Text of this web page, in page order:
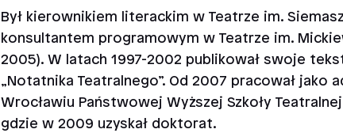
Był kierownikiem literackim w Teatrze im.
konsultantem programowym w Teatrze im.
2005). W latach 1997-2002 publikował swoje
„Notatnika Teatralnego”. Od 2007 pracował jako
Wrocławiu Państwowej Wyższej Szkoły
gdzie w 2009 uzyskał doktorat.